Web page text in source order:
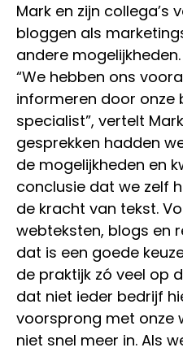
Mark en zijn collega’s
bloggen als
andere
“We hebben ons
informeren door onze
specialist”, vertelt
gesprekken hadden
de mogelijkheden en
conclusie dat we zelf
de kracht van tekst.
webteksten, blogs en
dat is een goede
de praktijk zó veel op
dat niet ieder bedrijf
voorsprong met onze
niet snel meer in. Als